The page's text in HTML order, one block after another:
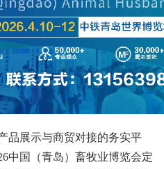
品展示与商贸对接的务实平
中国（青岛）畜牧业博览会定